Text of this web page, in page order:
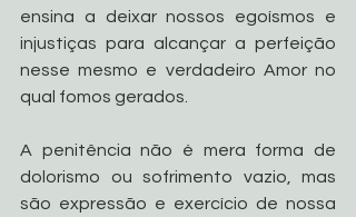
ensina a deixar nossos egoísmos e
injustiças para alcançar a perfeição
nesse mesmo e verdadeiro Amor no
qual fomos gerados.
A penitência não é mera forma de
dolorismo ou sofrimento vazio, mas
são expressão e exercício de nossa